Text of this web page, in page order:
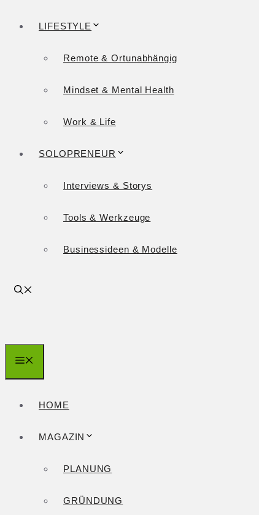
LIFESTYLE
Remote & Ortunabhängig
Mindset & Mental Health
Work & Life
SOLOPRENEUR
Interviews & Storys
Tools & Werkzeuge
Businessideen & Modelle
HOME
MAGAZIN
PLANUNG
GRÜNDUNG